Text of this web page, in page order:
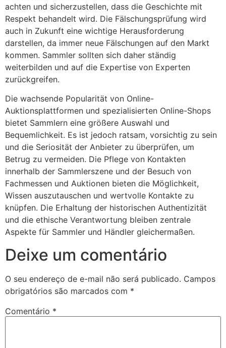
achten und sicherzustellen, dass die Geschichte mit
Respekt behandelt wird. Die Fälschungsprüfung wird
auch in Zukunft eine wichtige Herausforderung
darstellen, da immer neue Fälschungen auf den Markt
kommen. Sammler sollten sich daher ständig
weiterbilden und auf die Expertise von Experten
zurückgreifen.
Die wachsende Popularität von Online-
Auktionsplattformen und spezialisierten Online-Shops
bietet Sammlern eine größere Auswahl und
Bequemlichkeit. Es ist jedoch ratsam, vorsichtig zu sein
und die Seriosität der Anbieter zu überprüfen, um
Betrug zu vermeiden. Die Pflege von Kontakten
innerhalb der Sammlerszene und der Besuch von
Fachmessen und Auktionen bieten die Möglichkeit,
Wissen auszutauschen und wertvolle Kontakte zu
knüpfen. Die Erhaltung der historischen Authentizität
und die ethische Verantwortung bleiben zentrale
Aspekte für Sammler und Händler gleichermaßen.
Deixe um comentário
O seu endereço de e-mail não será publicado. Campos
obrigatórios são marcados com *
Comentário *